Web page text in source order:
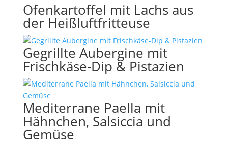
Ofenkartoffel mit Lachs aus
der Heißluftfritteuse
Gegrillte Aubergine mit
Frischkäse-Dip & Pistazien
Mediterrane Paella mit
Hähnchen, Salsiccia und
Gemüse